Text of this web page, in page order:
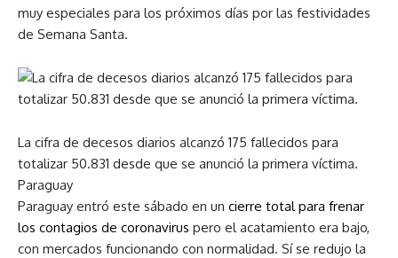
muy especiales para los próximos días por las festividades
de Semana Santa.
La cifra de decesos diarios alcanzó 175 fallecidos para
totalizar 50.831 desde que se anunció la primera víctima.
Paraguay
Paraguay entró este sábado en un cierre total para frenar
los contagios de coronavirus pero el acatamiento era bajo,
con mercados funcionando con normalidad. Sí se redujo la